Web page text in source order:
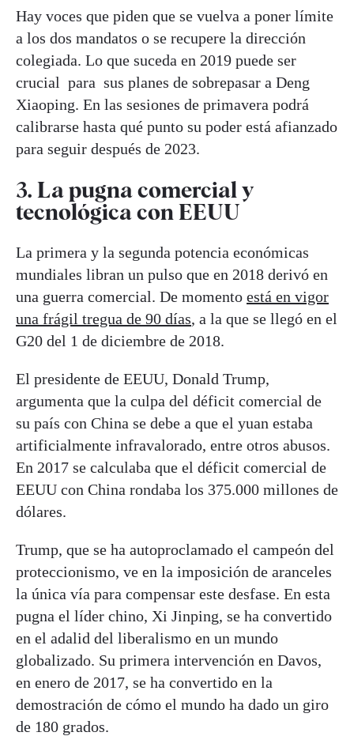
Hay voces que piden que se vuelva a poner límite
a los dos mandatos o se recupere la dirección
colegiada. Lo que suceda en 2019 puede ser
crucial para sus planes de sobrepasar a Deng
Xiaoping. En las sesiones de primavera podrá
calibrarse hasta qué punto su poder está afianzado
para seguir después de 2023.
3. La pugna comercial y
tecnológica con EEUU
La primera y la segunda potencia económicas
mundiales libran un pulso que en 2018 derivó en
una guerra comercial. De momento está en vigor
una frágil tregua de 90 días, a la que se llegó en el
G20 del 1 de diciembre de 2018.
El presidente de EEUU, Donald Trump,
argumenta que la culpa del déficit comercial de
su país con China se debe a que el yuan estaba
artificialmente infravalorado, entre otros abusos.
En 2017 se calculaba que el déficit comercial de
EEUU con China rondaba los 375.000 millones de
dólares.
Trump, que se ha autoproclamado el campeón del
proteccionismo, ve en la imposición de aranceles
la única vía para compensar este desfase. En esta
pugna el líder chino, Xi Jinping, se ha convertido
en el adalid del liberalismo en un mundo
globalizado. Su primera intervención en Davos,
en enero de 2017, se ha convertido en la
demostración de cómo el mundo ha dado un giro
de 180 grados.